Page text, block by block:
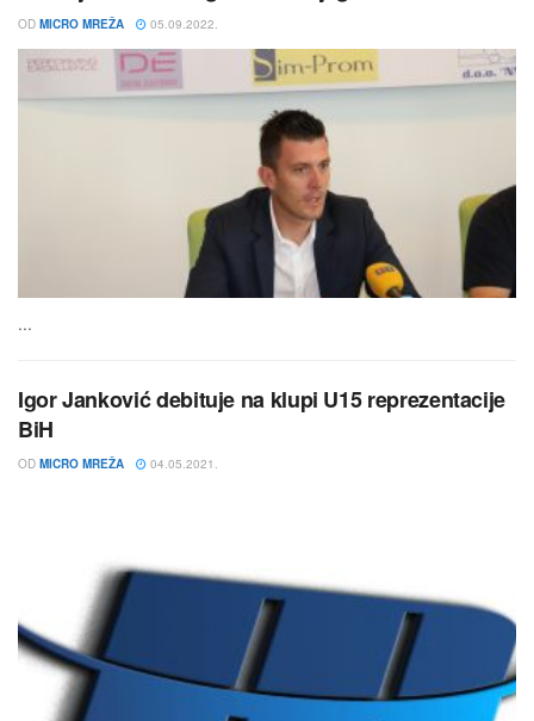
OD MICRO MREŽA 05.09.2022.
...
Igor Janković debituje na klupi U15 reprezentacije
BiH
OD MICRO MREŽA 04.05.2021.